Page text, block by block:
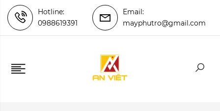
Hotline:
0988619391
Email:
mayphutro@gmail.com